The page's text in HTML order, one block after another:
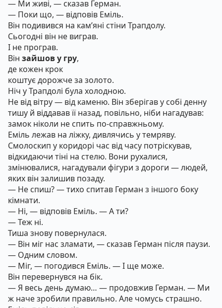
— Ми живі, — сказав Герман.
— Поки що, — відповів Еміль.
Він подивився на кам’яні стіни Трапдолу.
Сьогодні він не виграв.
І не програв.
Він зайшов у гру,
де кожен крок
коштує дорожче за золото.
Ніч у Трапдолі була холодною.
Не від вітру — від каменю. Він зберігав у собі денну
тишу й віддавав її назад, повільно, ніби нагадував:
замок ніколи не спить по-справжньому.
Еміль лежав на ліжку, дивлячись у темряву.
Смолоскип у коридорі час від часу потріскував,
відкидаючи тіні на стелю. Вони рухалися,
змінювалися, нагадували фігури з дороги — людей,
яких він залишив позаду.
— Не спиш? — тихо спитав Герман з іншого боку
кімнати.
— Ні, — відповів Еміль. — А ти?
— Теж ні.
Тиша знову повернулася.
— Він міг нас зламати, — сказав Герман після паузи.
— Одним словом.
— Міг, — погодився Еміль. — І ще може.
Він перевернувся на бік.
— Я весь день думаю… — продовжив Герман. — Ми
ж наче зробили правильно. Але чомусь страшно.